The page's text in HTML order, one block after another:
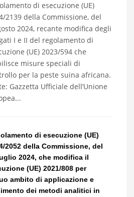
di esecuzione (UE)
2139 della Commissione, del
2024, recante modifica degli
I e II del regolamento di
(UE) 2023/594 che
misure speciali di
per la peste suina africana.
Gazzetta Ufficiale dell’Unione
di esecuzione (UE)
2052 della Commissione, del
2024, che modifica il
(UE) 2021/808 per
ambito di applicazione e
dei metodi analitici in